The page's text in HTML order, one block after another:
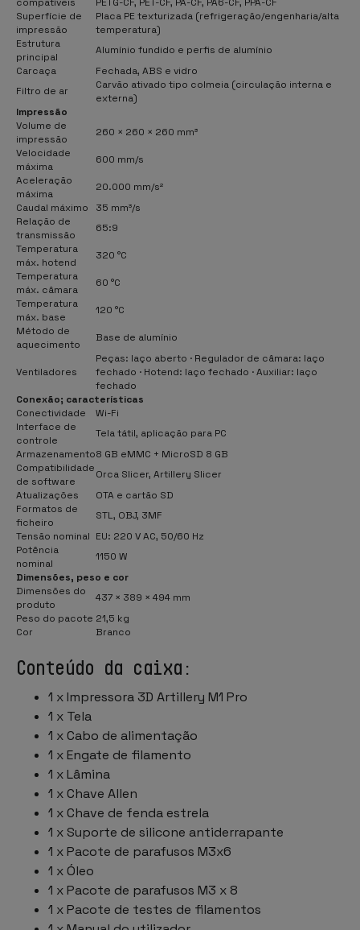
Superfície de
impressão
Placa PE texturizada (refrigeração/engenharia/alta
temperatura)
Estrutura
principal
Alumínio fundido e perfis de alumínio
Carcaça
Fechada, ABS e vidro
Filtro de ar
Carvão ativado tipo colmeia (circulação interna e
externa)
Impressão
Volume de
impressão
260 × 260 × 260 mm³
Velocidade
máxima
600 mm/s
Aceleração
máxima
20.000 mm/s²
Caudal máximo
35 mm³/s
Relação de
transmissão
65:9
Temperatura
máx. hotend
320 °C
Temperatura
máx. câmara
60 °C
Temperatura
máx. base
120 °C
Método de
aquecimento
Base de alumínio
Ventiladores
Peças: laço aberto · Regulador de câmara: laço
fechado · Hotend: laço fechado · Auxiliar: laço
fechado
Conexão; características
Conectividade
Wi-Fi
Interface de
controle
Tela tátil, aplicação para PC
Armazenamento8 GB eMMC + MicroSD 8 GB
Compatibilidade
de software
Orca Slicer, Artillery Slicer
Atualizações
OTA e cartão SD
Formatos de
ficheiro
STL, OBJ, 3MF
Tensão nominal EU: 220 V AC, 50/60 Hz
Potência
nominal
1150 W
Dimensões, peso e cor
Dimensões do
produto
437 × 389 × 494 mm
Peso do pacote 21,5 kg
Cor
Branco
Conteúdo da caixa:
1 x Impressora 3D Artillery M1 Pro
1 x Tela
1 x Cabo de alimentação
1 x Engate de filamento
1 x Lâmina
1 x Chave Allen
1 x Chave de fenda estrela
1 x Suporte de silicone antiderrapante
1 x Pacote de parafusos M3x6
1 x Óleo
1 x Pacote de parafusos M3 x 8
1 x Pacote de testes de filamentos